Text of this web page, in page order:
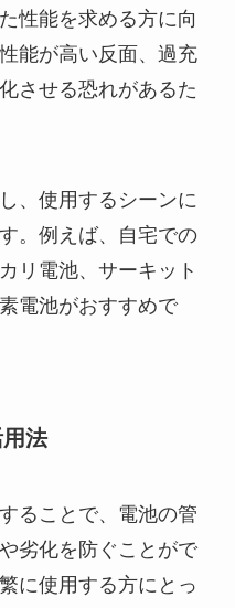
性能を求める方に向
能が高い反面、過充
させる恐れがあるた
、使用するシーンに
。例えば、自宅での
リ電池、サーキット
電池がおすすめで
法
ることで、電池の管
劣化を防ぐことがで
に使用する方にとっ